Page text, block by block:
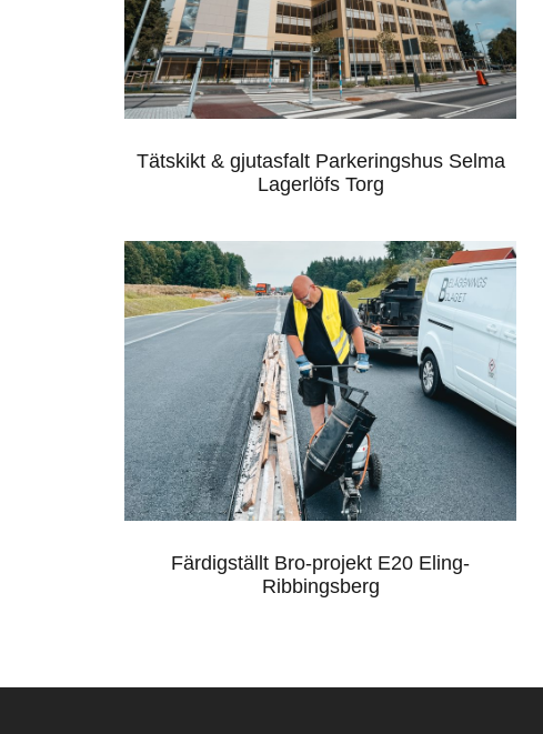
TÄTSKIKT & GJUTASFALT
PARKERINGSHUS SELMA
LAGERLÖFS TORG
Tätskikt & gjutasfalt Parkeringshus Selma
Lagerlöfs Torg
FÄRDIGSTÄLLT BRO-
PROJEKT E20 ELING-
RIBBINGSBERG
Färdigställt Bro-projekt E20 Eling-
Ribbingsberg